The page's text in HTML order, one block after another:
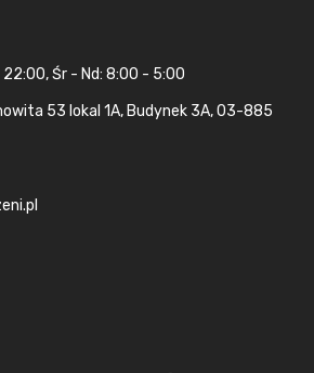
22:00, Śr - Nd: 8:00 - 5:00
53 lokal 1A, Budynek 3A, 03-885